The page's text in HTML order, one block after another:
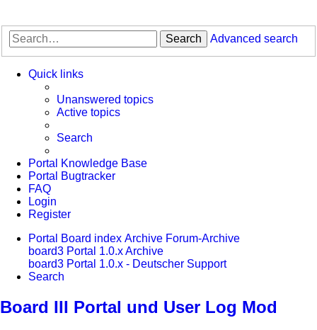
Search Advanced search
Quick links
Unanswered topics
Active topics
Search
Portal Knowledge Base
Portal Bugtracker
FAQ
Login
Register
Portal
Board index Archive Forum-Archive
board3 Portal 1.0.x Archive
board3 Portal 1.0.x - Deutscher Support
Search
Board III Portal und User Log Mod